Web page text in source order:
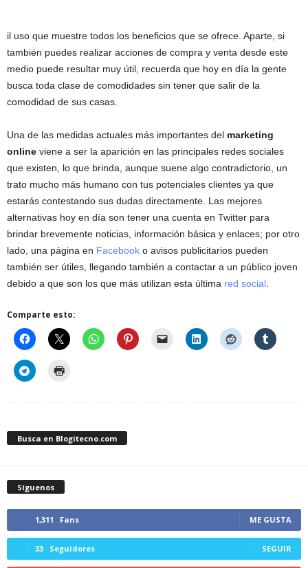
il uso que muestre todos los beneficios que se ofrece. Aparte, si
también puedes realizar acciones de compra y venta desde este
medio puede resultar muy útil, recuerda que hoy en día la gente
busca toda clase de comodidades sin tener que salir de la
comodidad de sus casas.
Una de las medidas actuales más importantes del marketing
online viene a ser la aparición en las principales redes sociales
que existen, lo que brinda, aunque suene algo contradictorio, un
trato mucho más humano con tus potenciales clientes ya que
estarás contestando sus dudas directamente. Las mejores
alternativas hoy en día son tener una cuenta en Twitter para
brindar brevemente noticias, información básica y enlaces; por otro
lado, una página en Facebook o avisos publicitarios pueden
también ser útiles, llegando también a contactar a un público joven
debido a que son los que más utilizan esta última red social
Comparte esto:
Busca en Blogitecno.com
Síguenos
1,311 Fans ME GUSTA
33 Seguidores SEGUIR